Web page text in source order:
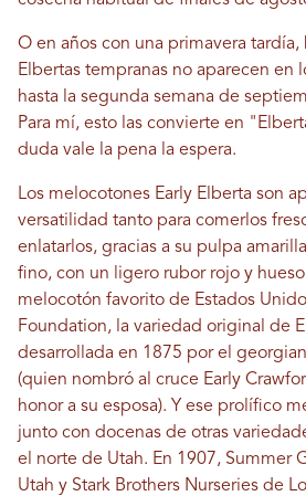
O en años con una primavera tardía,
Elbertas tempranas no aparecen en
hasta la segunda semana de
Para mí, esto las convierte en
duda vale la pena la espera.
Los melocotones Early Elberta son
versatilidad tanto para comerlos
enlatarlos, gracias a su pulpa
fino, con un ligero rubor rojo y
melocotón favorito de Estados
Foundation, la variedad original de
desarrollada en 1875 por el
(quien nombró al cruce Early
honor a su esposa). Y ese prolífico
junto con docenas de otras
el norte de Utah. En 1907, Summer
Utah y Stark Brothers Nurseries de